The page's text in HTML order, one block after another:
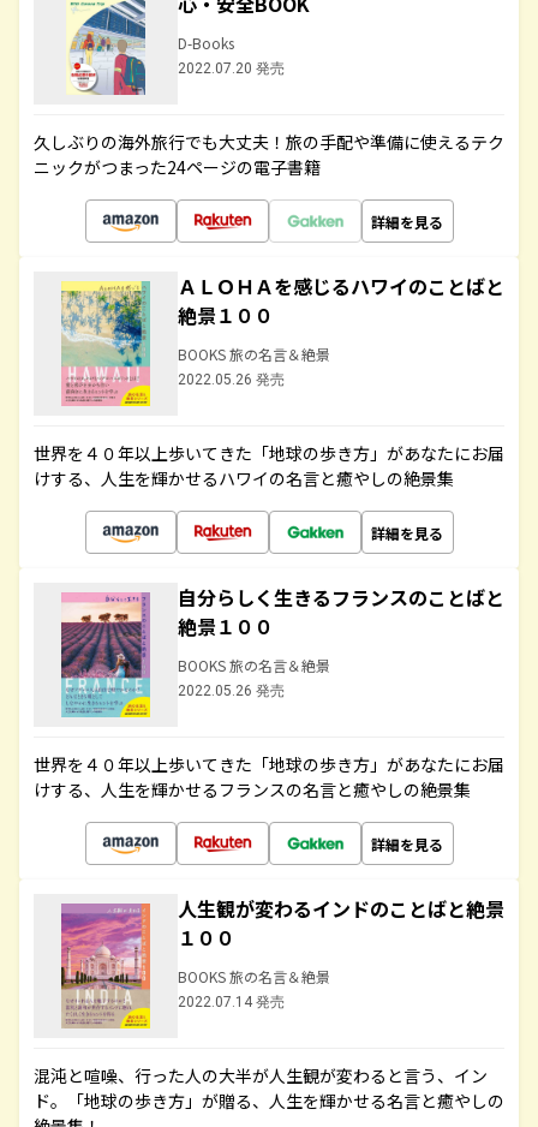
D-Books
2022.07.20 発売
久しぶりの海外旅行でも大丈夫！旅の手配や準備に使えるテク
ニックがつまった24ページの電子書籍
詳細を見る
ＡＬＯＨＡを感じるハワイのことばと
絶景１００
BOOKS 旅の名言＆絶景
2022.05.26 発売
世界を４０年以上歩いてきた「地球の歩き方」があなたにお届
けする、人生を輝かせるハワイの名言と癒やしの絶景集
詳細を見る
自分らしく生きるフランスのことばと
絶景１００
BOOKS 旅の名言＆絶景
2022.05.26 発売
世界を４０年以上歩いてきた「地球の歩き方」があなたにお届
けする、人生を輝かせるフランスの名言と癒やしの絶景集
詳細を見る
人生観が変わるインドのことばと絶景
１００
BOOKS 旅の名言＆絶景
2022.07.14 発売
混沌と喧噪、行った人の大半が人生観が変わると言う、イン
ド。「地球の歩き方」が贈る、人生を輝かせる名言と癒やしの